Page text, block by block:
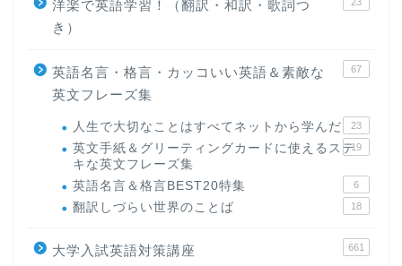
洋楽で英語学習！（翻訳・和訳・歌詞つ
き）
英語名言・格言・カッコいい英語＆素敵な
英文フレーズ集
67
人生で大切なことはすべてネットから学んだ 23
英文手紙＆グリーティングカードに使えるステ
キな英文フレーズ集
19
英語名言＆格言BEST20特集 6
翻訳しづらい世界のことば 18
大学入試英語対策講座 661